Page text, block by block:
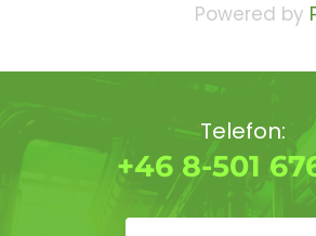
Powered by
Telefon:
+46 8-501